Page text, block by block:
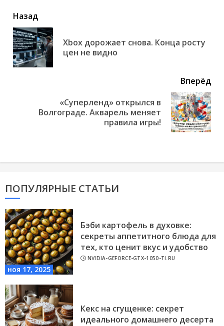
читать
еще
Назад
Xbox дорожает снова. Конца росту
цен не видно
Вперёд
«Суперленд» открылся в
Волгограде. Акварель меняет
правила игры!
ПОПУЛЯРНЫЕ СТАТЬИ
ноя 17, 2025
Бэби картофель в духовке:
секреты аппетитного блюда для
тех, кто ценит вкус и удобство
NVIDIA-GEFORCE-GTX-1050-TI.RU
Кекс на сгущенке: секрет
идеального домашнего десерта